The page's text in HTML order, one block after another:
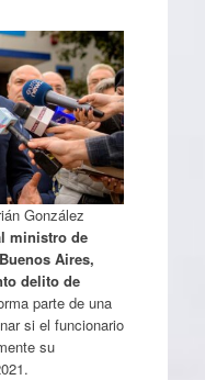
González
ministro de
Aires,
delito de
parte de una
si el funcionario
su